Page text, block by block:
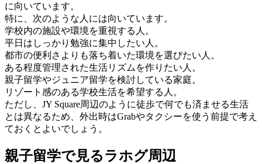
に向いています。
特に、次のような人には向いています。
学校内の施設や環境を重視する人。
平日はしっかり勉強に集中したい人。
都市の便利さよりも落ち着いた環境を選びたい人。
ある程度管理された生活リズムを作りたい人。
親子留学やジュニア留学を検討している家庭。
リゾート感のある学校生活を希望する人。
ただし、JY Square周辺のように徒歩で何でも済ませる生活
とは異なるため、外出時はGrabやタクシーを使う前提で考え
ておくとよいでしょう。
親子留学で見るラホグ周辺